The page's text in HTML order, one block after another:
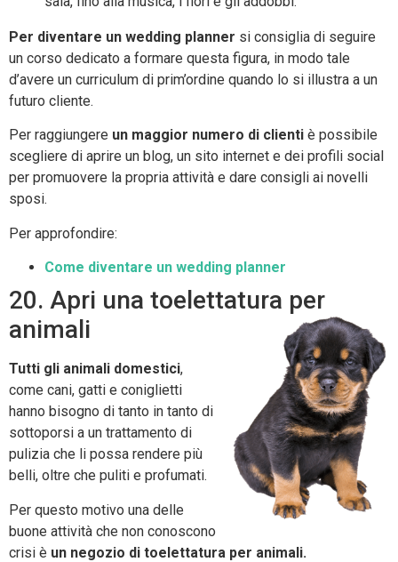
Per diventare un wedding planner si consiglia di seguire
un corso dedicato a formare questa figura, in modo tale
d’avere un curriculum di prim’ordine quando lo si illustra a un
futuro cliente.
Per raggiungere un maggior numero di clienti è possibile
scegliere di aprire un blog, un sito internet e dei profili social
per promuovere la propria attività e dare consigli ai novelli
sposi.
Per approfondire:
Come diventare un wedding planner
20. Apri una toelettatura per
animali
Tutti gli animali domestici,
come cani, gatti e coniglietti
hanno bisogno di tanto in tanto di
sottoporsi a un trattamento di
pulizia che li possa rendere più
belli, oltre che puliti e profumati.
Per questo motivo una delle
buone attività che non conoscono
crisi è un negozio di toelettatura per animali.